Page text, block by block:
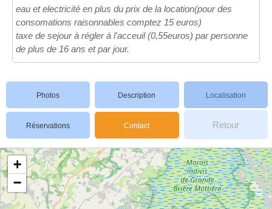
eau et electricité en plus du prix de la location(pour des
consomations raisonnables comptez 15 euros)
taxe de sejour à régler à l'acceuil (0,55euros) par personne
de plus de 16 ans et par jour.
Photos Description Localisation
Réservations Contact Retour
+
−